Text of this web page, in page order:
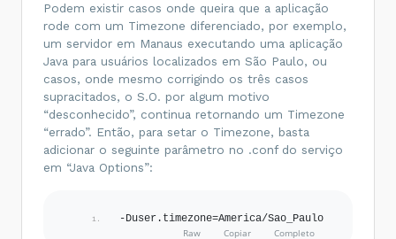
Podem existir casos onde queira que a aplicação
rode com um Timezone diferenciado, por exemplo,
um servidor em Manaus executando uma aplicação
Java para usuários localizados em São Paulo, ou
casos, onde mesmo corrigindo os três casos
supracitados, o S.O. por algum motivo
“desconhecido”, continua retornando um Timezone
“errado”. Então, para setar o Timezone, basta
adicionar o seguinte parâmetro no .conf do serviço
em “Java Options”:
-Duser.timezone=America/Sao_Paulo